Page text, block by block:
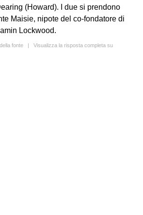
(Howard). I due si prendono
Maisie, nipote del co-fondatore di
Lockwood.
fonte | Visualizza la risposta completa su